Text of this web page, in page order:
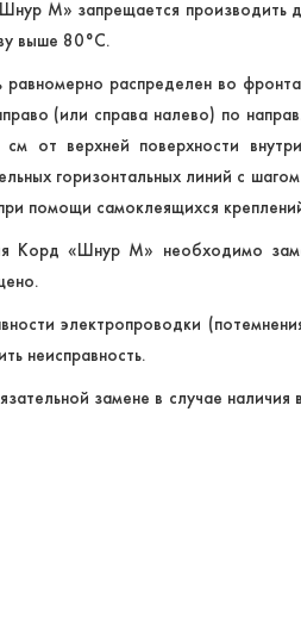
М» запрещается производить
выше 80°C.
распределен во
(или справа налево) по
от верхней поверхности
горизонтальных линий с
помощи самоклеящихся
Корд «Шнур М» необходимо
электропроводки
неисправность.
замене в случае наличия